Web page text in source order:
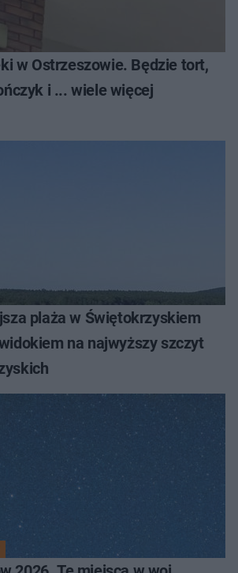
w Ostrzeszowie. Będzie tort,
i ... wiele więcej
plaża w Świętokrzyskiem
na najwyższy szczyt